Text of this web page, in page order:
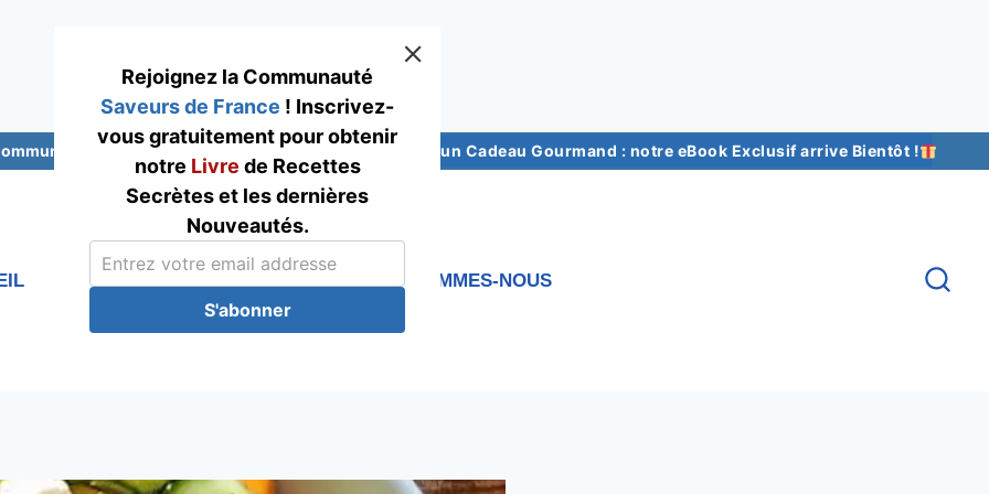
Saveurs France Abonnez-vous pour un Cadeau Gourmand : notre eBook Exclusif arrive Bientôt !
RECETTES Blog QUI SOMMES-NOUS
Rejoignez la Communauté
Saveurs de France ! Inscrivez-
vous gratuitement pour obtenir
notre Livre de Recettes
Secrètes et les dernières
Nouveautés.
S'abonner